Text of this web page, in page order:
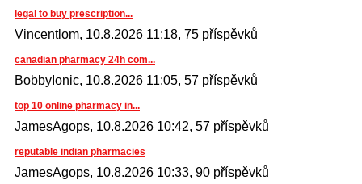
legal to buy prescription...
Vincentlom, 10.8.2026 11:18, 75 příspěvků
canadian pharmacy 24h com...
BobbyIonic, 10.8.2026 11:05, 57 příspěvků
top 10 online pharmacy in...
JamesAgops, 10.8.2026 10:42, 57 příspěvků
reputable indian pharmacies
JamesAgops, 10.8.2026 10:33, 90 příspěvků